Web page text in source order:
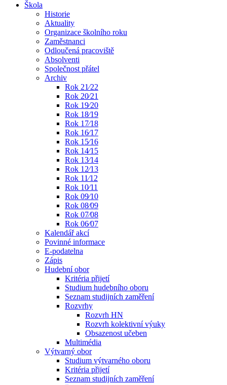
Škola
Historie
Aktuality
Organizace školního roku
Zaměstnanci
Odloučená pracoviště
Absolventi
Společnost přátel
Archiv
Rok 21⁄22
Rok 20⁄21
Rok 19⁄20
Rok 18⁄19
Rok 17⁄18
Rok 16⁄17
Rok 15⁄16
Rok 14⁄15
Rok 13⁄14
Rok 12⁄13
Rok 11⁄12
Rok 10⁄11
Rok 09⁄10
Rok 08⁄09
Rok 07⁄08
Rok 06⁄07
Kalendář akcí
Povinné informace
E-podatelna
Zápis
Hudební obor
Kritéria přijetí
Studium hudebního oboru
Seznam studijních zaměření
Rozvrhy
Rozvrh HN
Rozvrh kolektivní výuky
Obsazenost učeben
Multimédia
Výtvarný obor
Studium výtvarného oboru
Kritéria přijetí
Seznam studijních zaměření